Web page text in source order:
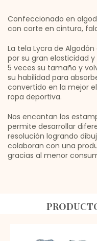
Confeccionado en
con corte en cintura,
La tela Lycra de
por su gran elasticidad
5 veces su tamaño y
su habilidad para
convertido en la mejor
ropa deportiva.
Nos encantan los
permite desarrollar
resolución logrando
colaboran con una
gracias al menor